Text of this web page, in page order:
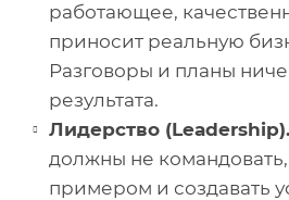
работающее,
приносит реальную
Разговоры и планы
результата.
Лидерство (Leadership).
должны не командовать,
примером и создавать